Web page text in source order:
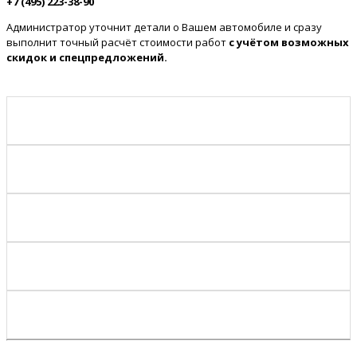
Администратор уточнит детали о Вашем автомобиле и сразу
выполнит точный расчёт стоимости работ с учётом возможных
скидок и спецпредложений.